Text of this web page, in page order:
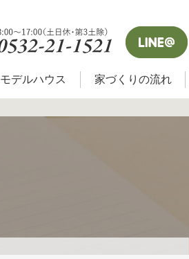
モデルハウス 家づくりの流れ